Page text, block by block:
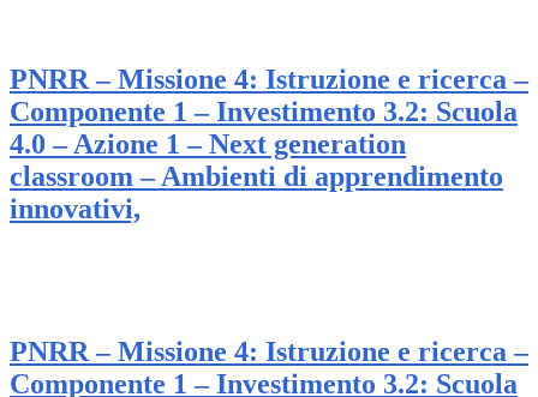
PNRR – Missione 4: Istruzione e ricerca –
Componente 1 – Investimento 3.2: Scuola
4.0 – Azione 1 – Next generation
classroom – Ambienti di apprendimento
innovativi,
PNRR – Missione 4: Istruzione e ricerca –
Componente 1 – Investimento 3.2: Scuola